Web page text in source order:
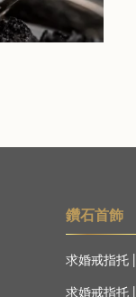
鑽石首飾
求婚戒指托
求婚戒指托